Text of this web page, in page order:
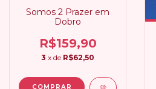
Somos 2 Prazer em
Dobro
R$159,90
3 x de R$62,50